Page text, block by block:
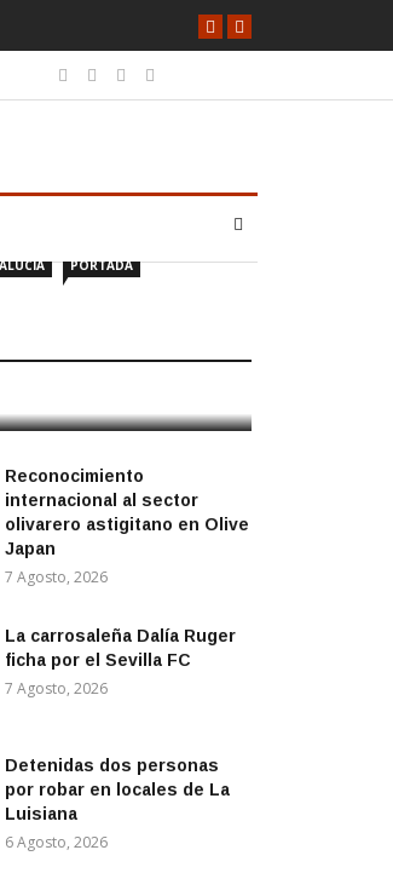
PORTADA
a ladrones
Reconocimiento
internacional al sector
olivarero astigitano en Olive
Japan
7 Agosto, 2026
La carrosaleña Dalía Ruger
ficha por el Sevilla FC
7 Agosto, 2026
Detenidas dos personas
por robar en locales de La
Luisiana
6 Agosto, 2026